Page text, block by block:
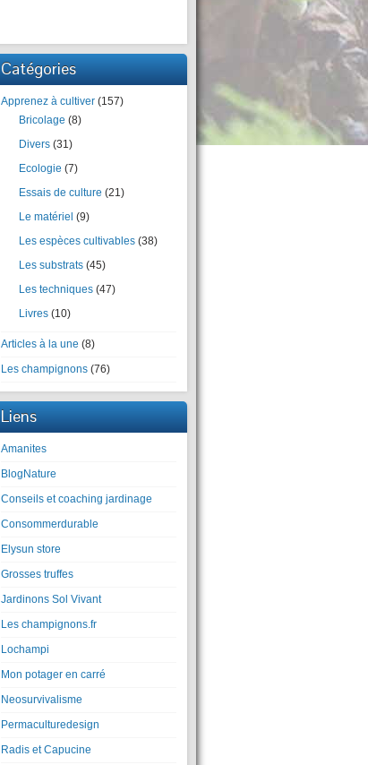
Catégories
Apprenez à cultiver (157)
Bricolage (8)
Divers (31)
Ecologie (7)
Essais de culture (21)
Le matériel (9)
Les espèces cultivables (38)
Les substrats (45)
Les techniques (47)
Livres (10)
Articles à la une (8)
Les champignons (76)
Liens
Amanites
BlogNature
Conseils et coaching jardinage
Consommerdurable
Elysun store
Grosses truffes
Jardinons Sol Vivant
Les champignons.fr
Lochampi
Mon potager en carré
Neosurvivalisme
Permaculturedesign
Radis et Capucine